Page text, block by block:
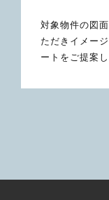
対象物件の図
ただきイメー
ートをご提案し